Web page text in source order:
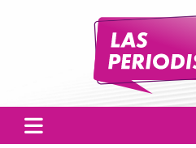
Las Periodistas
informado a la población.